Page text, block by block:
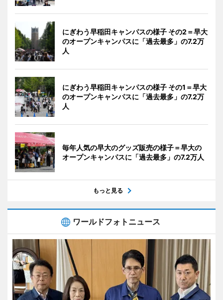
にぎわう早稲田キャンパスの様子 その2＝早大
のオープンキャンパスに「過去最多」の7.2万
人
にぎわう早稲田キャンパスの様子 その1＝早大
のオープンキャンパスに「過去最多」の7.2万
人
毎年人気の早大のグッズ販売の様子＝早大の
オープンキャンパスに「過去最多」の7.2万人
もっと見る
ワールドフォトニュース